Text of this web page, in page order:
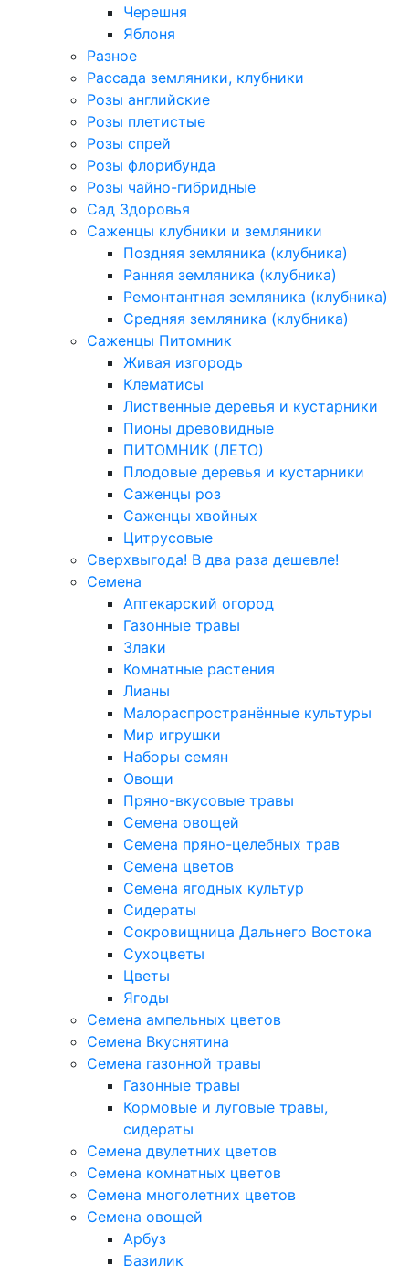
Черешня
Яблоня
Разное
Рассада земляники, клубники
Розы английские
Розы плетистые
Розы спрей
Розы флорибунда
Розы чайно-гибридные
Сад Здоровья
Саженцы клубники и земляники
Поздняя земляника (клубника)
Ранняя земляника (клубника)
Ремонтантная земляника (клубника)
Средняя земляника (клубника)
Саженцы Питомник
Живая изгородь
Клематисы
Лиственные деревья и кустарники
Пионы древовидные
ПИТОМНИК (ЛЕТО)
Плодовые деревья и кустарники
Саженцы роз
Саженцы хвойных
Цитрусовые
Сверхвыгода! В два раза дешевле!
Семена
Аптекарский огород
Газонные травы
Злаки
Комнатные растения
Лианы
Малораспространённые культуры
Мир игрушки
Наборы семян
Овощи
Пряно-вкусовые травы
Семена овощей
Семена пряно-целебных трав
Семена цветов
Семена ягодных культур
Сидераты
Сокровищница Дальнего Востока
Сухоцветы
Цветы
Ягоды
Семена ампельных цветов
Семена Вкуснятина
Семена газонной травы
Газонные травы
Кормовые и луговые травы,
сидераты
Семена двулетних цветов
Семена комнатных цветов
Семена многолетних цветов
Семена овощей
Арбуз
Базилик